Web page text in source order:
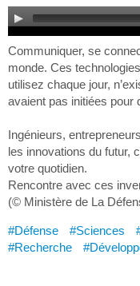
Communiquer, se
monde. Ces
utilisez chaque jour,
avaient pas initiées pour
Ingénieurs,
les innovations du futur,
votre quotidien.
Rencontre avec ces
(© Ministère de La
#Défense #Sciences
#Recherche